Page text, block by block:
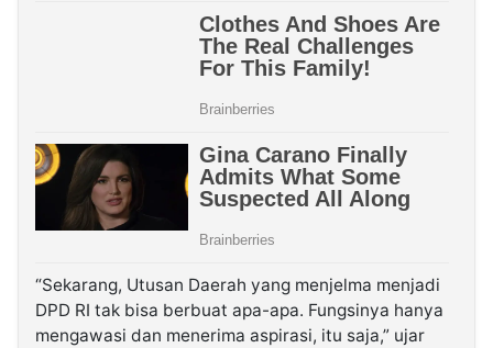
“Sekarang, Utusan Daerah yang menjelma menjadi
DPD RI tak bisa berbuat apa-apa. Fungsinya hanya
mengawasi dan menerima aspirasi, itu saja,” ujar